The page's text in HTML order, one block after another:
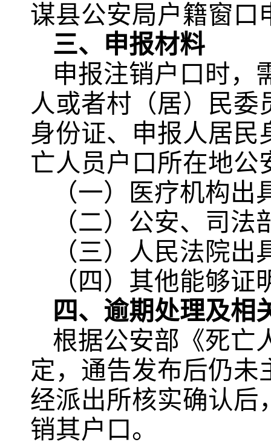
谋县公安局户籍窗口
三、申报材料
申报注销户口时，
人或者村（居）民
身份证、申报人居民
亡人员户口所在地公
（一）医疗机构
（二）公安、司
（三）人民法院
（四）其他能够
四、逾期处理及相
根据公安部《死亡
定，通告发布后仍未
经派出所核实确认后
销其户口。